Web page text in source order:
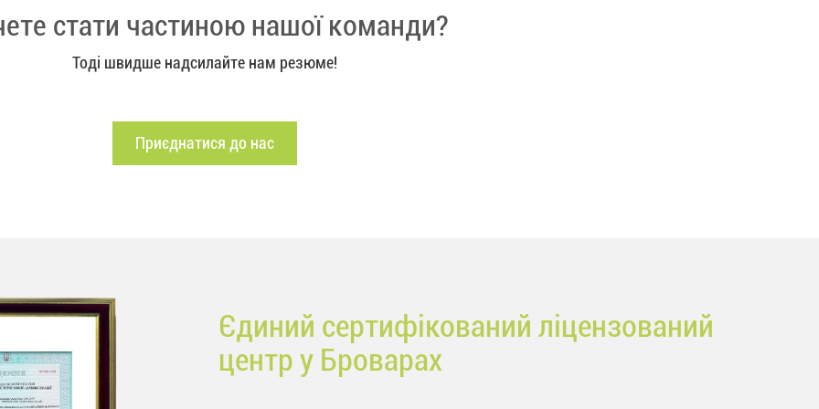
стати частиною нашої команди?
Тоді швидше надсилайте нам резюме!
Приєднатися до нас
Єдиний сертифікований ліцензований
центр у Броварах